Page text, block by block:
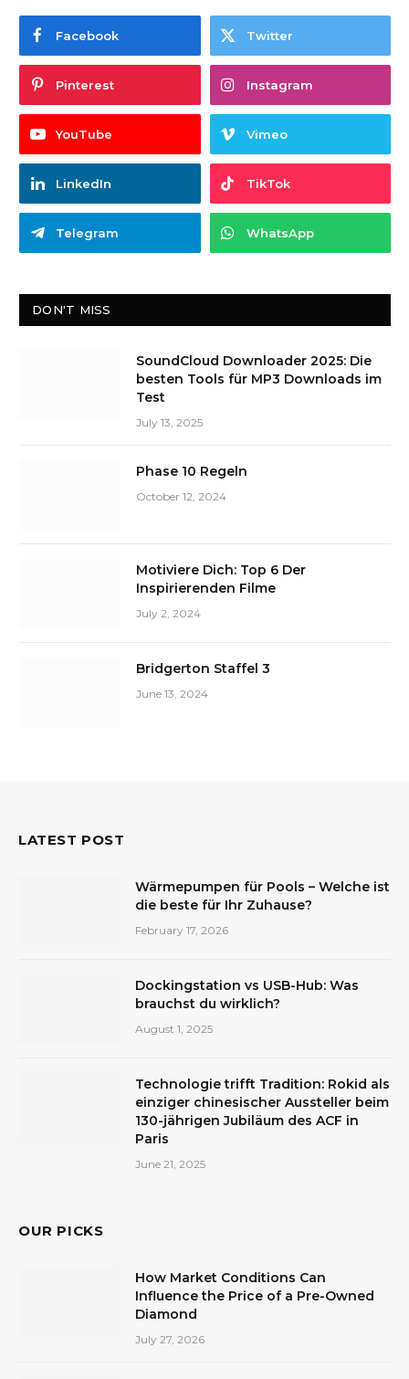
Facebook Twitter
Pinterest Instagram
YouTube Vimeo
LinkedIn TikTok
Telegram WhatsApp
DON'T MISS
SoundCloud Downloader 2025: Die
besten Tools für MP3 Downloads im
Test
July 13, 2025
Phase 10 Regeln
October 12, 2024
Motiviere Dich: Top 6 Der
Inspirierenden Filme
July 2, 2024
Bridgerton Staffel 3
June 13, 2024
LATEST POST
Wärmepumpen für Pools – Welche ist
die beste für Ihr Zuhause?
February 17, 2026
Dockingstation vs USB-Hub: Was
brauchst du wirklich?
August 1, 2025
Technologie trifft Tradition: Rokid als
einziger chinesischer Aussteller beim
130-jährigen Jubiläum des ACF in
Paris
June 21, 2025
OUR PICKS
How Market Conditions Can
Influence the Price of a Pre-Owned
Diamond
July 27, 2026